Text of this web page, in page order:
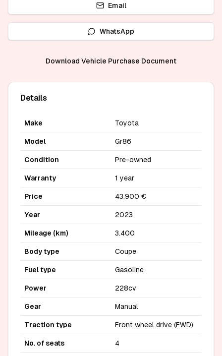
Email
WhatsApp
Download Vehicle Purchase Document
Details
Make Toyota
Model Gr86
Condition Pre-owned
Warranty 1 year
Price 43.900 €
Year 2023
Mileage (km) 3.400
Body type Coupe
Fuel type Gasoline
Power 228cv
Gear Manual
Traction type Front wheel drive (FWD)
No. of seats 4